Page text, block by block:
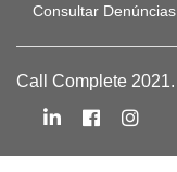
Consultar Denúncias
Call Complete